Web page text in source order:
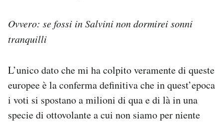
PODCAST
NEWSLETTER
I MIEI PREFERITI
Ovvero: se fossi in Salvini non dormirei sonni
tranquilli
L’unico dato che mi ha colpito veramente di queste
europee è la conferma definitiva che in quest’epoca
i voti si spostano a milioni di qua e di là in una
specie di ottovolante a cui non siamo per niente